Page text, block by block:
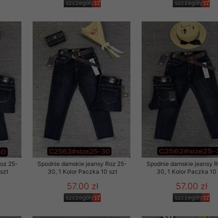
szczegóły szczegóły
25-
Spodnie damskie jeansy Roz 25-
30, 1 Kolor Paczka 10 szt
57.00 zł
szczegóły
Spodnie damskie jeansy
30, 1 Kolor Paczka 10
57.00 zł
szczegóły
29 sierpnia 1997 r. o
jedynie uprawnieni
swoich danych w celu
osobom trzecim,
na podstawie
komputerze Klienta
naszej oferty do
internetowej
tych plików
na komputerze